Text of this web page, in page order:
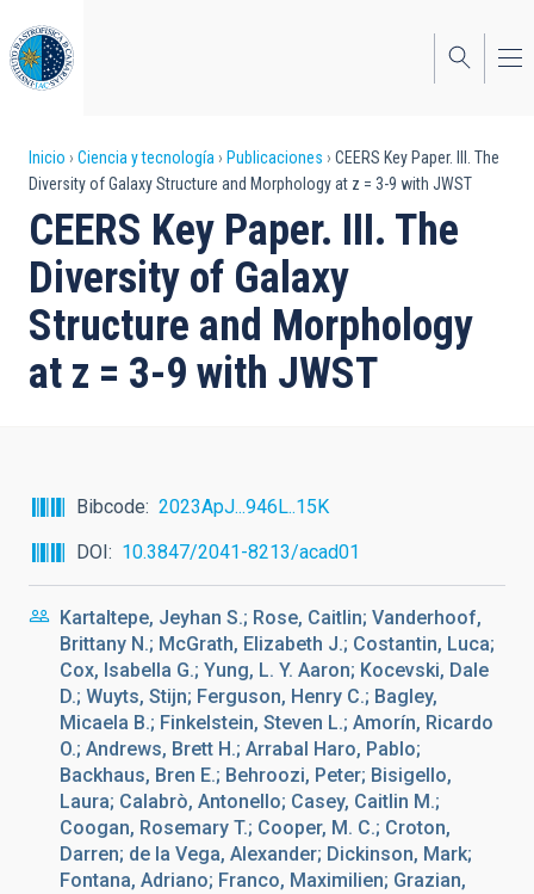
al
contenido
principal
Sobrescribir
enlaces
de
ayuda
a
la
Inicio Ciencia y tecnología Publicaciones
CEERS Key Paper. III. The
Diversity of Galaxy Structure and Morphology at z = 3-9 with JWST
CEERS Key Paper. III. The
Diversity of Galaxy
Structure and Morphology
at z = 3-9 with JWST
Bibcode
2023ApJ...946L..15K
DOI
10.3847/2041-8213/acad01
Kartaltepe, Jeyhan S.; Rose, Caitlin; Vanderhoof,
Brittany N.; McGrath, Elizabeth J.; Costantin, Luca;
Cox, Isabella G.; Yung, L. Y. Aaron; Kocevski, Dale
D.; Wuyts, Stijn; Ferguson, Henry C.; Bagley,
Micaela B.; Finkelstein, Steven L.; Amorín, Ricardo
O.; Andrews, Brett H.; Arrabal Haro, Pablo;
Backhaus, Bren E.; Behroozi, Peter; Bisigello,
Laura; Calabrò, Antonello; Casey, Caitlin M.;
Coogan, Rosemary T.; Cooper, M. C.; Croton,
Darren; de la Vega, Alexander; Dickinson, Mark;
Fontana, Adriano; Franco, Maximilien; Grazian,